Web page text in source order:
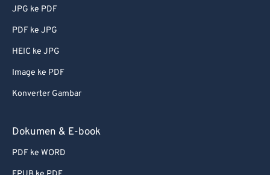
JPG ke PDF
PDF ke JPG
HEIC ke JPG
Image ke PDF
Konverter Gambar
Dokumen & E-book
PDF ke WORD